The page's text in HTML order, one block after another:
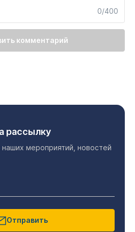
0/400
комментарий
рассылку
наших мероприятий, новостей
Отправить